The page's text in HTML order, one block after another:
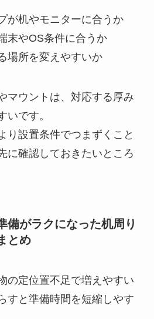
が机やモニターに合うか
末やOS条件に合うか
場所を変えやすいか
マウントは、対応する厚み
いです。
り設置条件でつまずくこと
に確認しておきたいところ
備がラクになった机周り
とめ
の定位置不足で増えやすい
すと準備時間を短縮しやす